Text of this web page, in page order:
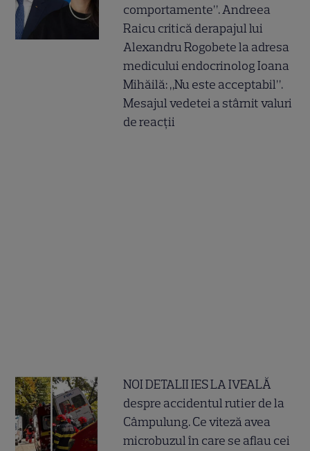
comportamente”. Andreea
Raicu critică derapajul lui
Alexandru Rogobete la adresa
medicului endocrinolog Ioana
Mihăilă: „Nu este acceptabil”.
Mesajul vedetei a stârnit valuri
de reacții
NOI DETALII IES LA IVEALĂ
despre accidentul rutier de la
Câmpulung. Ce viteză avea
microbuzul în care se aflau cei